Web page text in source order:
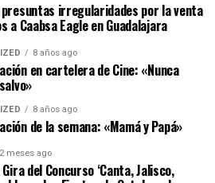
presuntas irregularidades por la venta
a Caabsa Eagle en Guadalajara
8 años ago
en cartelera de Cine: «Nunca
8 años ago
de la semana: «Mamá y Papá»
meses ago
del Concurso ‘Canta, Jalisco,